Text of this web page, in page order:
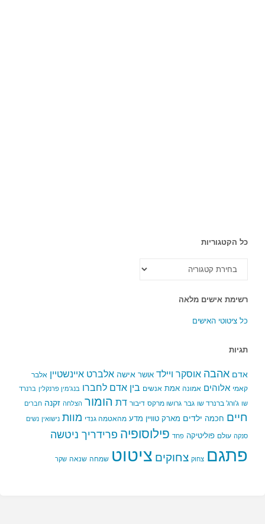
כל הקטגוריות
הקטגוריות
רשימת אישים מלאה
כל ציטוטי האישים
תגיות
אדם אהבה אוסקר ויילד אושר אישה אלברט איינשטיין אלבר
קאמי אלוהים אמונה אמת אנשים בין אדם לחברו בנג'מין פרנקלין ברנרד
שו ג'ורג' ברנרד שו גבר גרושו מרקס דיבור דת הומור הצלחה זקנה חברים
חיים חכמה ילדים מארק טוויין מדע מהאטמה גנדי מוות נישואין נשים
סנקה עולם פוליטיקה פחד פילוסופיה פרידריך ניטשה
פתגם צחוק צחוקים ציטוט שמחה שנאה שקר